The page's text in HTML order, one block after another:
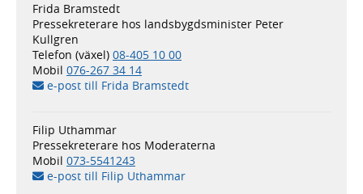
Frida Bramstedt
Pressekreterare hos landsbygdsminister Peter
Kullgren
Telefon (växel) 08-405 10 00
Mobil 076-267 34 14
e-post till Frida Bramstedt
Filip Uthammar
Pressekreterare hos Moderaterna
Mobil 073-5541243
e-post till Filip Uthammar